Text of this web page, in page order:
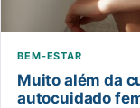
BEM-ESTAR
Muito além da
autocuidado